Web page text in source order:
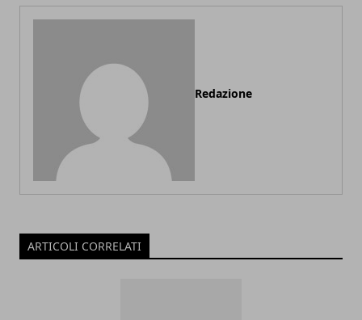
Redazione
ARTICOLI CORRELATI